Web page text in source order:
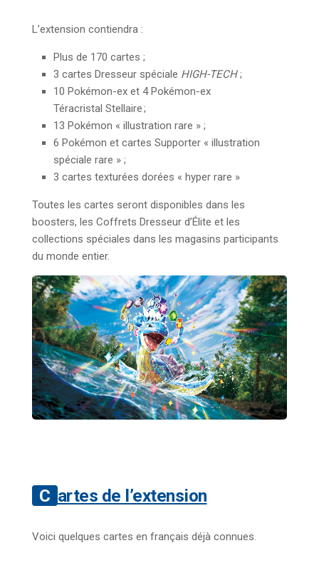
L’extension contiendra :
Plus de 170 cartes ;
3 cartes Dresseur spéciale HIGH-TECH;
10 Pokémon-ex et 4 Pokémon-ex
Téracristal Stellaire ;
13 Pokémon « illustration rare » ;
6 Pokémon et cartes Supporter « illustration
spéciale rare » ;
3 cartes texturées dorées « hyper rare »
Toutes les cartes seront disponibles dans les
boosters, les Coffrets Dresseur d’Élite et les
collections spéciales dans les magasins participants
du monde entier.
Cartes de l’extension
Voici quelques cartes en français déjà connues.